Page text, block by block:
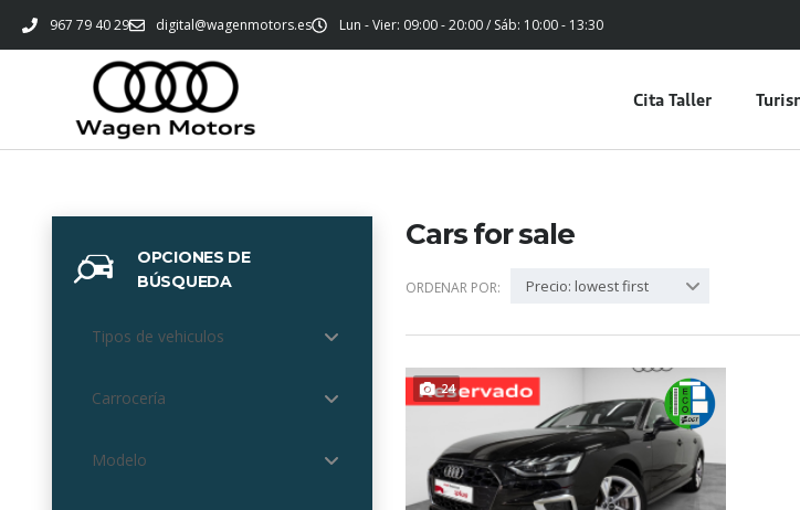
967 79 40 29 digital@wagenmotors.es Lun - Vier: 09:00 - 20:00 / Sáb: 10:00 - 13:30
Cita Taller
OPCIONES DE
BÚSQUEDA
Tipos de vehiculos
Carrocería
Modelo
Cars for sale
ORDENAR POR: Precio: lowest first
24